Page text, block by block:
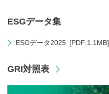
ESGデータ集
ESGデータ2025 [PDF:1.1MB]
GRI対照表